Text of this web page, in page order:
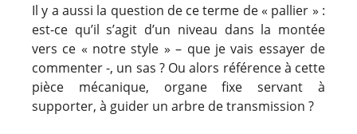
Il y a aussi la question de ce terme de « pallier » :
est-ce qu’il s’agit d’un niveau dans la montée
vers ce « notre style » – que je vais essayer de
commenter -, un sas ? Ou alors référence à cette
pièce mécanique, organe fixe servant à
supporter, à guider un arbre de transmission ?